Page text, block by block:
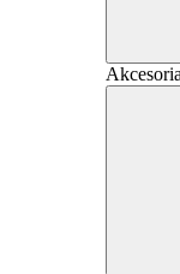
Akcesoria